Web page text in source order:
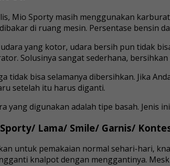
Mio Sporty masih menggunakan
di ruang mesin. Persentase bensin
yang kotor, udara bersih pun tidak
Solusinya sangat sederhana,
tidak bisa selamanya dibersihkan. Jika
setelah itu harus diganti.
yang digunakan adalah tipe basah. Jenis
Lama/ Smile/ Garnis/
untuk pemakaian normal sehari-hari,
knalpot dengan menggantinya.